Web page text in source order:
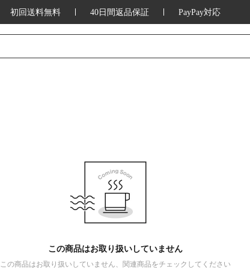
初回送料無料 40日間返品保証 PayPay対応
この商品はお取り扱いしていません
この商品はお取り扱いしていません、関連商品をチェックしてください